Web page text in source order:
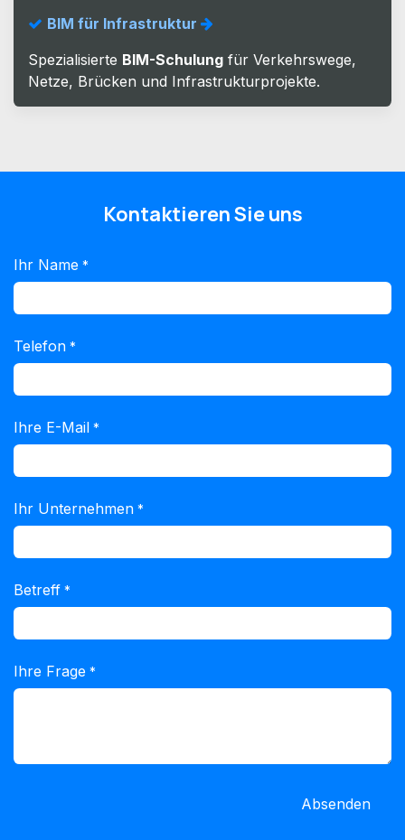
BIM für Infrastruktur
Spezialisierte BIM-Schulung für Verkehrswege,
Netze, Brücken und Infrastrukturprojekte.
Kontaktieren Sie uns
Ihr Name *
Telefon *
Ihre E-Mail *
Ihr Unternehmen *
Betreff *
Ihre Frage *
Absenden